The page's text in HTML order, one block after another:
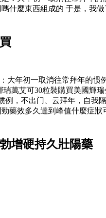
什麼東西組成的 于是，我
大年初一取消往常拜年的惯
瑞萬艾可30粒裝購買美國輝
，不出门、云拜年，自我
藥效多久達到峰值什麼症狀
增硬持久壯陽藥